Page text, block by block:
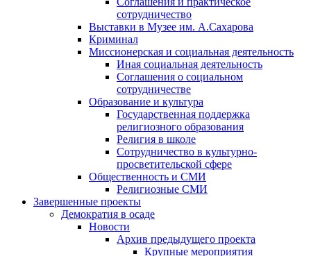
сотрудничество
Выставки в Музее им. А.Сахарова
Криминал
Миссионерская и социальная деятельность
Иная социальная деятельность
Соглашения о социальном
сотрудничестве
Образование и культура
Государственная поддержка
религиозного образования
Религия в школе
Сотрудничество в культурно-
просветительской сфере
Общественность и СМИ
Религиозные СМИ
Завершенные проекты
Демократия в осаде
Новости
Архив предыдущего проекта
Крупные мероприятия